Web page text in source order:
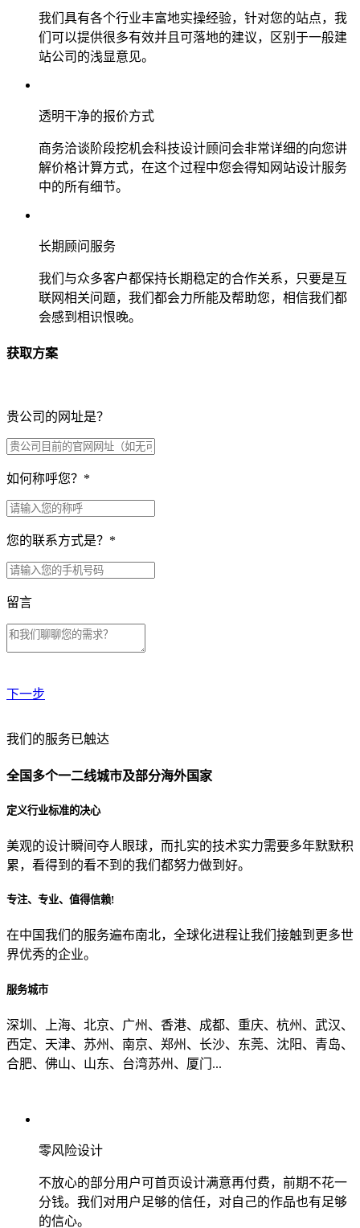
我们具有各个行业丰富地实操经验，针对您的站点，我
们可以提供很多有效并且可落地的建议，区别于一般建
站公司的浅显意见。
透明干净的报价方式
商务洽谈阶段挖机会科技设计顾问会非常详细的向您讲
解价格计算方式，在这个过程中您会得知网站设计服务
中的所有细节。
长期顾问服务
我们与众多客户都保持长期稳定的合作关系，只要是互
联网相关问题，我们都会力所能及帮助您，相信我们都
会感到相识恨晚。
获取方案
贵公司的网址是？
如何称呼您？ *
您的联系方式是？ *
留言
下一步
贵公司预算范围是？
贵公司的团队规模是？
目前主要的营销渠道是？
我们的服务已触达
全国多个一二线城市及部分海外国家
定义行业标准的决心
美观的设计瞬间夺人眼球，而扎实的技术实力需要多年默默积
累，看得到的看不到的我们都努力做到好。
专注、专业、值得信赖!
在中国我们的服务遍布南北，全球化进程让我们接触到更多世
界优秀的企业。
服务城市
深圳、上海、北京、广州、香港、成都、重庆、杭州、武汉、
西定、天津、苏州、南京、郑州、长沙、东莞、沈阳、青岛、
合肥、佛山、山东、台湾苏州、厦门...
零风险设计
不放心的部分用户可首页设计满意再付费，前期不花一
分钱。我们对用户足够的信任，对自己的作品也有足够
的信心。